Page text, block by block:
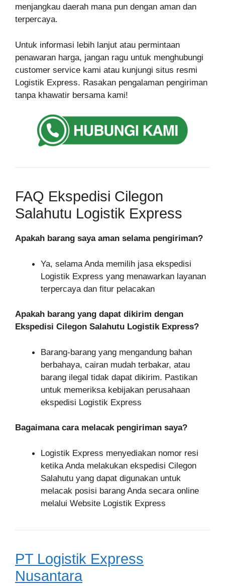
menjangkau daerah mana pun dengan aman dan
terpercaya.
Untuk informasi lebih lanjut atau permintaan
penawaran harga, jangan ragu untuk menghubungi
customer service kami atau kunjungi situs resmi
Logistik Express. Rasakan pengalaman pengiriman
tanpa khawatir bersama kami!
FAQ Ekspedisi Cilegon
Salahutu Logistik Express
Apakah barang saya aman selama pengiriman?
Ya, selama Anda memilih jasa ekspedisi
Logistik Express yang menawarkan layanan
terpercaya dan fitur pelacakan
Apakah barang yang dapat dikirim dengan
Ekspedisi Cilegon Salahutu Logistik Express?
Barang-barang yang mengandung bahan
berbahaya, cairan mudah terbakar, atau
barang ilegal tidak dapat dikirim. Pastikan
untuk memeriksa kebijakan perusahaan
ekspedisi Logistik Express
Bagaimana cara melacak pengiriman saya?
Logistik Express menyediakan nomor resi
ketika Anda melakukan ekspedisi Cilegon
Salahutu yang dapat digunakan untuk
melacak posisi barang Anda secara online
melalui Website Logistik Express
PT Logistik Express
Nusantara